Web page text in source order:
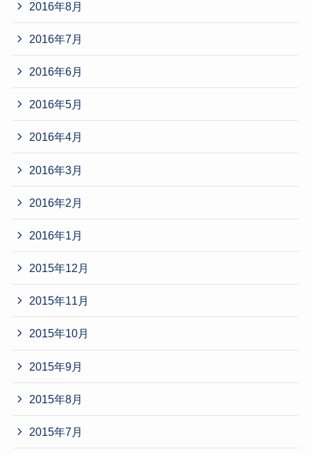
2016年8月
2016年7月
2016年6月
2016年5月
2016年4月
2016年3月
2016年2月
2016年1月
2015年12月
2015年11月
2015年10月
2015年9月
2015年8月
2015年7月